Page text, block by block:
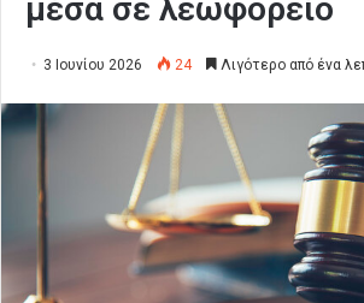
μέσα σε λεωφορείο
3 Ιουνίου 2026 24 Λιγότερο από ένα